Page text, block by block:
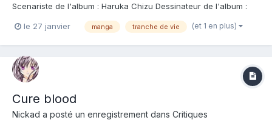
Scenariste de l'album : Haruka Chizu Dessinateur de l'album :
Note : Résumé de l'album : Quelle décision prendre lorsque le
le 27 janvier manga tranche de vie (et 1 en plus)
Cure blood
Nickad a posté un enregistrement dans Critiques